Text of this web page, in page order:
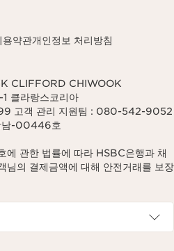
용약관개인정보 처리방침
CLIFFORD CHIWOOK
클라랑스코리아
고객 관리 지원팀 : 080-542-9052
남-00446호
에 관한 법률에 따라 HSBC은행과 채
님의 결제금액에 대해 안전거래를 보장